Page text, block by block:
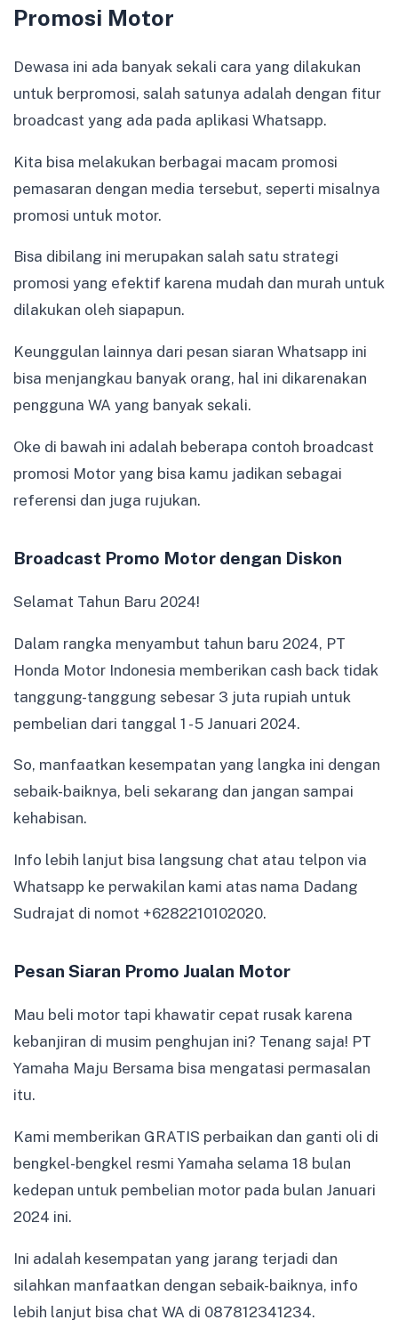
Promosi Motor
Dewasa ini ada banyak sekali cara yang dilakukan
untuk berpromosi, salah satunya adalah dengan fitur
broadcast yang ada pada aplikasi Whatsapp.
Kita bisa melakukan berbagai macam promosi
pemasaran dengan media tersebut, seperti misalnya
promosi untuk motor.
Bisa dibilang ini merupakan salah satu strategi
promosi yang efektif karena mudah dan murah untuk
dilakukan oleh siapapun.
Keunggulan lainnya dari pesan siaran Whatsapp ini
bisa menjangkau banyak orang, hal ini dikarenakan
pengguna WA yang banyak sekali.
Oke di bawah ini adalah beberapa contoh broadcast
promosi Motor yang bisa kamu jadikan sebagai
referensi dan juga rujukan.
Broadcast Promo Motor dengan Diskon
Selamat Tahun Baru 2024!
Dalam rangka menyambut tahun baru 2024, PT
Honda Motor Indonesia memberikan cash back tidak
tanggung-tanggung sebesar 3 juta rupiah untuk
pembelian dari tanggal 1 - 5 Januari 2024.
So, manfaatkan kesempatan yang langka ini dengan
sebaik-baiknya, beli sekarang dan jangan sampai
kehabisan.
Info lebih lanjut bisa langsung chat atau telpon via
Whatsapp ke perwakilan kami atas nama Dadang
Sudrajat di nomot +6282210102020.
Pesan Siaran Promo Jualan Motor
Mau beli motor tapi khawatir cepat rusak karena
kebanjiran di musim penghujan ini? Tenang saja! PT
Yamaha Maju Bersama bisa mengatasi permasalan
itu.
Kami memberikan GRATIS perbaikan dan ganti oli di
bengkel-bengkel resmi Yamaha selama 18 bulan
kedepan untuk pembelian motor pada bulan Januari
2024 ini.
Ini adalah kesempatan yang jarang terjadi dan
silahkan manfaatkan dengan sebaik-baiknya, info
lebih lanjut bisa chat WA di 087812341234.